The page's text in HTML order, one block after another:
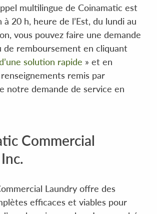
multilingue de Coinamatic est
20 h, heure de l’Est, du lundi au
vous pouvez faire une demande
de remboursement en cliquant
solution rapide » et en
remis par
notre demande de service en
Commercial
Laundry offre des
efficaces et viables pour